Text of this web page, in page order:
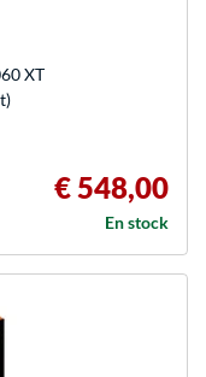
XT
€ 548,00
En stock